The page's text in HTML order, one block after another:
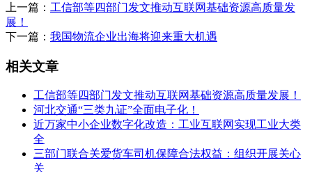
上一篇： 工信部等四部门发文推动互联网基础资源高质量发
展！
下一篇： 我国物流企业出海将迎来重大机遇
相关文章
工信部等四部门发文推动互联网基础资源高质量发展！
河北交通“三类九证”全面电子化！
近万家中小企业数字化改造：工业互联网实现工业大类
全
三部门联合关爱货车司机保障合法权益：组织开展关心
关